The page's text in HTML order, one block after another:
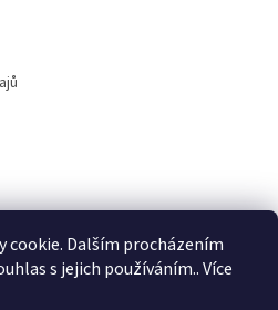
cookie. Dalším procházením
s jejich používáním.. Více